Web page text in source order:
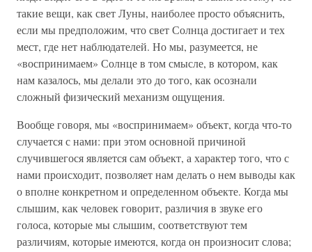
такие вещи, как свет Луны, наиболее просто объяснить,
если мы предположим, что свет Солнца достигает и тех
мест, где нет наблюдателей. Но мы, разумеется, не
«воспринимаем» Солнце в том смысле, в котором, как
нам казалось, мы делали это до того, как осознали
сложный физический механизм ощущения.
Вообще говоря, мы «воспринимаем» объект, когда что-то
случается с нами: при этом основной причиной
случившегося является сам объект, а характер того, что с
нами происходит, позволяет нам делать о нем выводы как
о вполне конкретном и определенном объекте. Когда мы
слышим, как человек говорит, различия в звуке его
голоса, которые мы слышим, соответствуют тем
различиям, которые имеются, когда он произносит слова;